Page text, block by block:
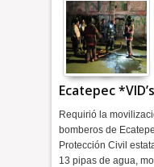
Ecatepec *VID’s
Requirió la
bomberos de
Protección Civil
13 pipas de agua,